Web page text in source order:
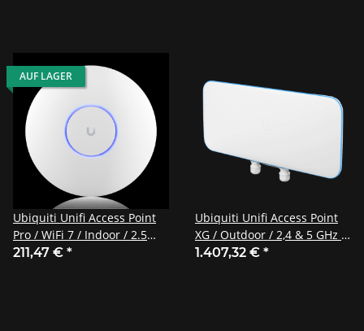
AUF LAGER
Ubiquiti Unifi Access Point
Pro / WiFi 7 / Indoor / 2.5
GbE uplink / 300 User+ / U7-
211,47 € *
Ubiquiti Unifi Access Point
XG / Outdoor / 2,4 & 5 GHz /
AC Wave 2 / 4x4 MIMO /
1.407,32 € *